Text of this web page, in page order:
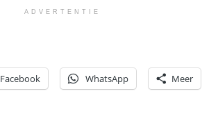
ADVERTENTIE
Facebook WhatsApp Meer